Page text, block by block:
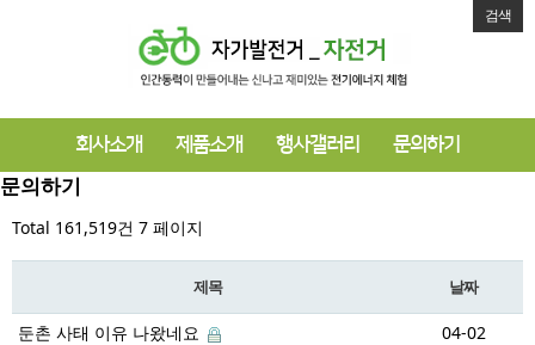
검색
회사소개 제품소개 행사갤러리 문의하기
문의하기
Total 161,519건 7 페이지
제목 날짜
둔촌 사태 이유 나왔네요
04-02